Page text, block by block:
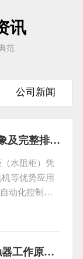
讯
范
公司新闻
水阻柜 PLC 控制系统常见故障现象及完整排查处理方案
水阻柜）凭
等优势应用
动化控制，
子元件，长
文梳理由襄美士水阻柜核心部件：真空接触器工作原理与应用技术解析